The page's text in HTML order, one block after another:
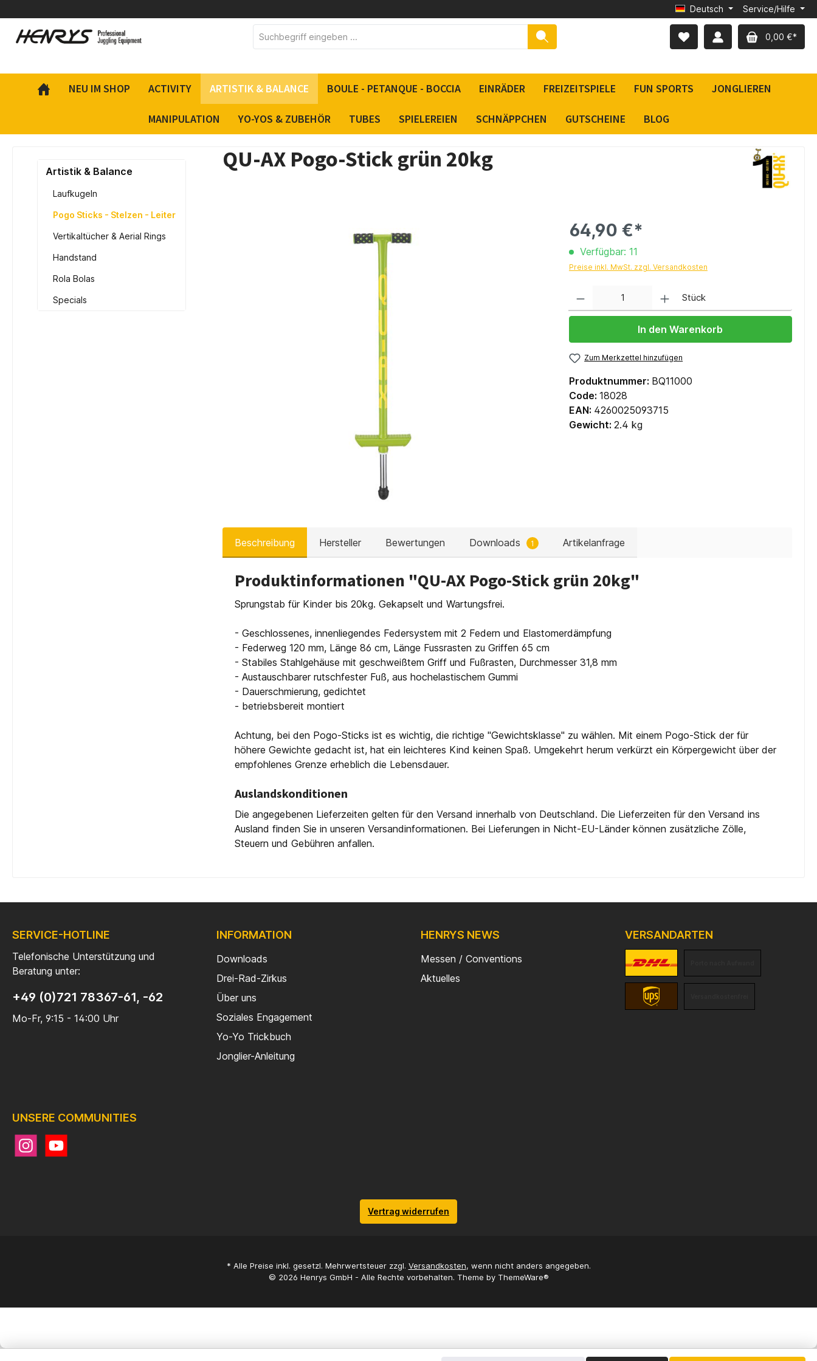
Deutsch Service/Hilfe
0,00 €*
NEU IM SHOP ACTIVITY ARTISTIK & BALANCE BOULE - PETANQUE - BOCCIA EINRÄDER FREIZEITSPIELE FUN SPORTS JONGLIEREN
MANIPULATION YO-YOS & ZUBEHÖR TUBES SPIELEREIEN SCHNÄPPCHEN GUTSCHEINE BLOG
Artistik & Balance
Laufkugeln
Pogo Sticks - Stelzen - Leiter
Vertikaltücher & Aerial Rings
Handstand
Rola Bolas
Specials
QU-AX Pogo-Stick grün 20kg
64,90 €*
Verfügbar: 11
Preise inkl. MwSt. zzgl. Versandkosten
Stück
In den Warenkorb
Zum Merkzettel hinzufügen
Produktnummer: BQ11000
Code: 18028
EAN: 4260025093715
Gewicht: 2.4 kg
Beschreibung Hersteller Bewertungen Downloads 1 Artikelanfrage
Produktinformationen "QU-AX Pogo-Stick grün 20kg"
Sprungstab für Kinder bis 20kg. Gekapselt und Wartungsfrei.
- Geschlossenes, innenliegendes Federsystem mit 2 Federn und Elastomerdämpfung
- Federweg 120 mm, Länge 86 cm, Länge Fussrasten zu Griffen 65 cm
- Stabiles Stahlgehäuse mit geschweißtem Griff und Fußrasten, Durchmesser 31,8 mm
- Austauschbarer rutschfester Fuß, aus hochelastischem Gummi
- Dauerschmierung, gedichtet
- betriebsbereit montiert
Achtung, bei den Pogo-Sticks ist es wichtig, die richtige "Gewichtsklasse" zu wählen. Mit einem Pogo-Stick der für
höhere Gewichte gedacht ist, hat ein leichteres Kind keinen Spaß. Umgekehrt herum verkürzt ein Körpergewicht über der
empfohlenes Grenze erheblich die Lebensdauer.
Auslandskonditionen
Die angegebenen Lieferzeiten gelten für den Versand innerhalb von Deutschland. Die Lieferzeiten für den Versand ins
Ausland finden Sie in unseren Versandinformationen. Bei Lieferungen in Nicht-EU-Länder können zusätzliche Zölle,
Steuern und Gebühren anfallen.
SERVICE-HOTLINE
Telefonische Unterstützung und
Beratung unter:
+49 (0)721 78367-61, -62
Mo-Fr, 9:15 - 14:00 Uhr
INFORMATION
Downloads
Drei-Rad-Zirkus
Über uns
Soziales Engagement
Yo-Yo Trickbuch
Jonglier-Anleitung
HENRYS NEWS
Messen / Conventions
Aktuelles
VERSANDARTEN
UNSERE COMMUNITIES
Vertrag widerrufen
* Alle Preise inkl. gesetzl. Mehrwertsteuer zzgl. Versandkosten, wenn nicht anders angegeben.
© 2026 Henrys GmbH - Alle Rechte vorbehalten. Theme by ThemeWare®